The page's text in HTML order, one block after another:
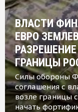
ВЛАСТИ
ЕВРО
ГРАНИЦЫ
Силы обороны
соглашения с
возле границы
начать